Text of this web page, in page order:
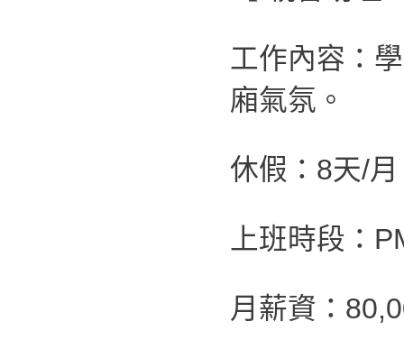
工作內容：
廂氣氛。
休假：8天/月
上班時段：
月薪資：